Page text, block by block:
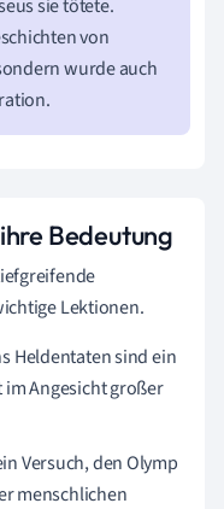
sie tötete.
von
wurde auch
Bedeutung
Lektionen.
Heldentaten sind ein
Angesicht großer
Versuch, den Olymp
menschlichen